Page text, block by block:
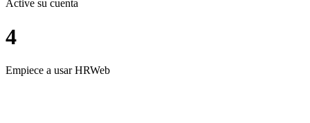
Active su cuenta
4
Empiece a usar HRWeb